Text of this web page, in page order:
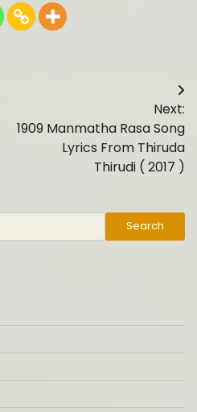
Next:
1909 Manmatha Rasa Song
Lyrics From Thiruda
Thirudi ( 2017 )
Search